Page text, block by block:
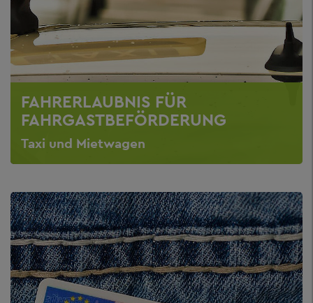
FAHRERLAUBNIS FÜR
FAHRGASTBEFÖRDERUNG
Taxi und Mietwagen